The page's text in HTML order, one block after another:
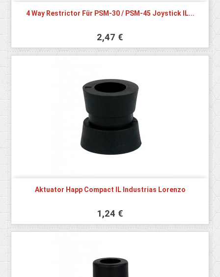
4 Way Restrictor Für PSM-30 / PSM-45 Joystick IL...
2,47 €
Aktuator Happ Compact IL Industrias Lorenzo
1,24 €